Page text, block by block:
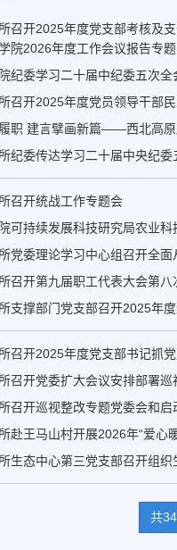
召开2025年度党支部考核及
院2026年度工作会议报告专
纪委学习二十届中纪委五次全
召开2025年度党员领导干部
职 建言擘画新篇——西北高
纪委传达学习二十届中央纪委
召开统战工作专题会
可持续发展科技研究局农业
党委理论学习中心组召开全
召开第九届职工代表大会第八
支撑部门党支部召开2025年
召开2025年度党支部书记抓
召开党委扩大会议安排部署巡
召开巡视整改专题党委会和启
赴王马山村开展2026年“爱心
生态中心第三党支部召开组
共